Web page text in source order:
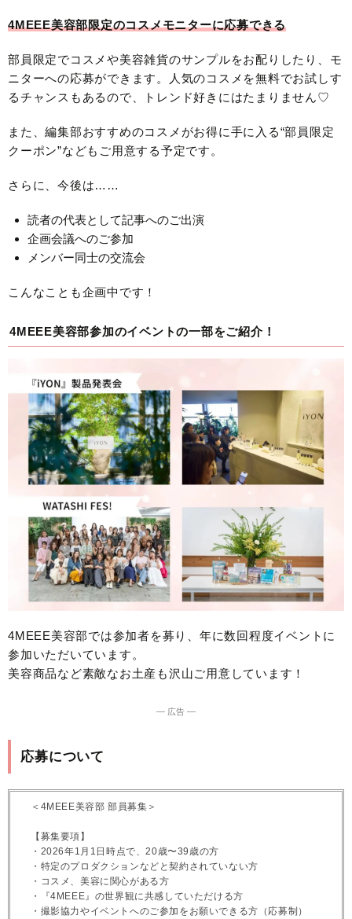
4MEEE美容部限定のコスメモニターに応募できる
部員限定でコスメや美容雑貨のサンプルをお配りしたり、モ
ニターへの応募ができます。人気のコスメを無料でお試しす
るチャンスもあるので、トレンド好きにはたまりません♡
また、編集部おすすめのコスメがお得に手に入る“部員限定
クーポン”などもご用意する予定です。
さらに、今後は……
読者の代表として記事へのご出演
企画会議へのご参加
メンバー同士の交流会
こんなことも企画中です！
4MEEE美容部参加のイベントの一部をご紹介！
4MEEE美容部では参加者を募り、年に数回程度イベントに
参加いただいています。
美容商品など素敵なお土産も沢山ご用意しています！
― 広告 ―
応募について
＜4MEEE美容部 部員募集＞
【募集要項】
・2026年1月1日時点で、20歳〜39歳の方
・特定のプロダクションなどと契約されていない方
・コスメ、美容に関心がある方
・『4MEEE』の世界観に共感していただける方
・撮影協力やイベントへのご参加をお願いできる方（応募制）